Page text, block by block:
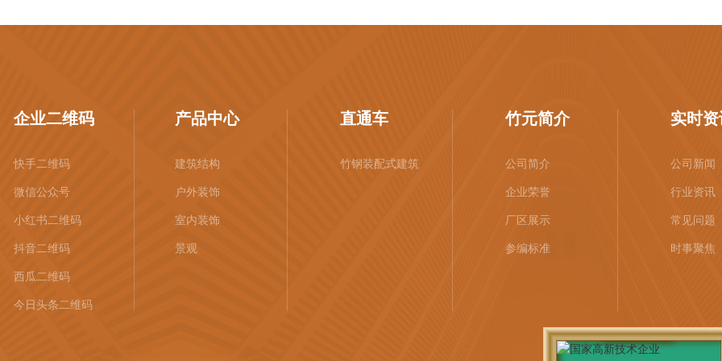
企业二维码
快手二维码
微信公众号
小红书二维码
抖音二维码
西瓜二维码
今日头条二维码
产品中心
建筑结构
户外装饰
室内装饰
景观
直通车
竹钢装配式建筑
竹元简介
公司简介
企业荣誉
厂区展示
参编标准
实时
公司新闻
行业资讯
常见问题
时事聚焦